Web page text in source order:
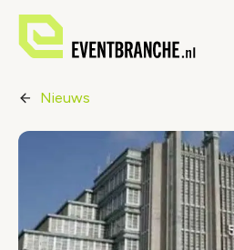
Nieuws